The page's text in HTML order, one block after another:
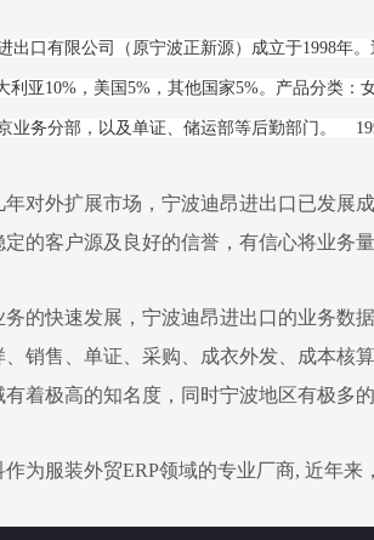
出口有限公司（原宁波正新源）成立于1998年
利亚10%，美国5%，其他国家5%。产品分类：
业务分部，以及单证、储运部等后勤部门。
对外扩展市场， 宁波迪昂进出口已发展
定的客户源及良好的信誉，有信心将业务
的快速发展， 宁波迪昂进出口的业务数
、销售、单证、采购、成衣外发、成本核
有着极高的知名度，同时宁波地区有极多
为服装外贸ERP领域的专业厂商, 近年来